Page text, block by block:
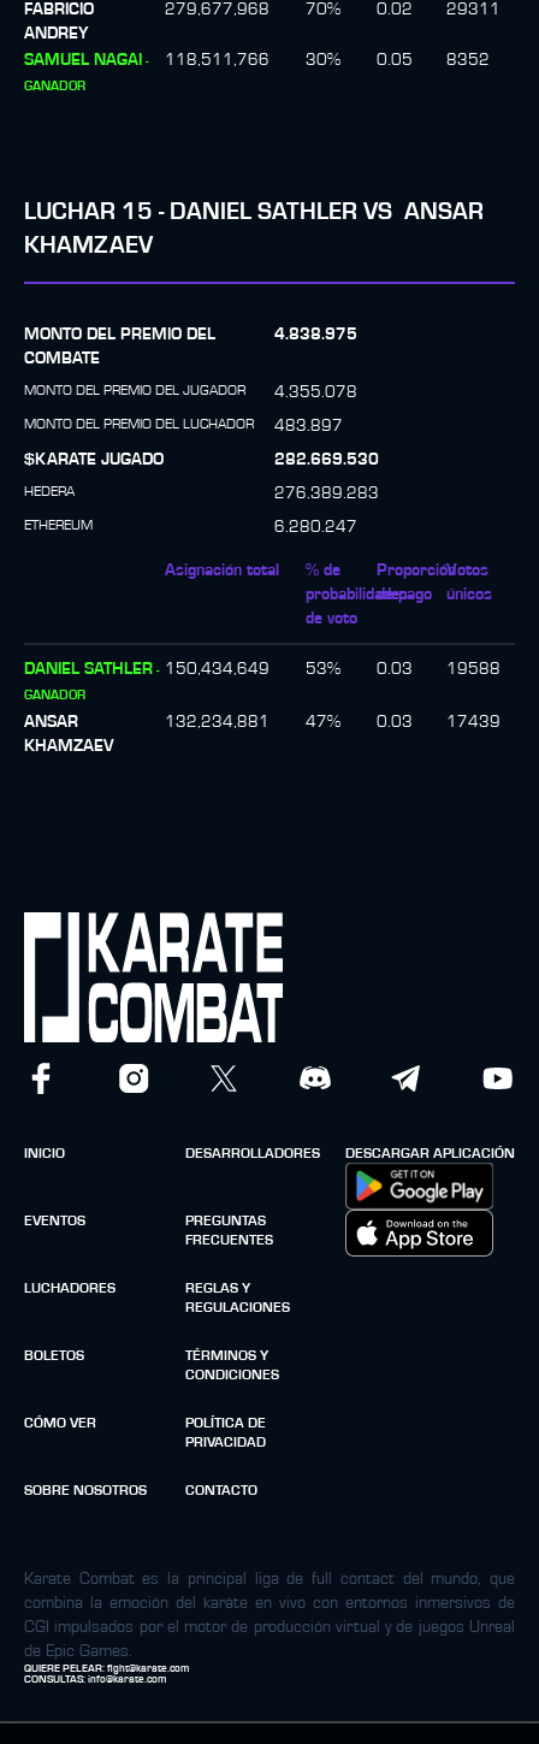
FABRICIO
ANDREY
279,677,968 70% 0.02 29311
SAMUEL NAGAI -
GANADOR
118,511,766 30% 0.05 8352
LUCHAR 15 - DANIEL SATHLER VS ANSAR
KHAMZAEV
MONTO DEL PREMIO DEL
COMBATE
4.838.975
MONTO DEL PREMIO DEL JUGADOR 4.355.078
MONTO DEL PREMIO DEL LUCHADOR
483.897
$KARATE JUGADO
282.669.530
HEDERA 276.389.283
ETHEREUM 6.280.247
Asignación total
% de
probabilidades
de voto
Proporción
de pago
Votos
únicos
DANIEL SATHLER -
GANADOR
150,434,649 53% 0.03 19588
ANSAR
KHAMZAEV
132,234,881 47% 0.03 17439
INICIO
EVENTOS
LUCHADORES
BOLETOS
CÓMO VER
SOBRE NOSOTROS
DESARROLLADORES
PREGUNTAS
FRECUENTES
REGLAS Y
REGULACIONES
TÉRMINOS Y
CONDICIONES
POLÍTICA DE
PRIVACIDAD
CONTACTO
DESCARGAR APLICACIÓN
Karate Combat es la principal liga de full contact del mundo, que
combina la emoción del karáte en vivo con entornos inmersivos de
CGI impulsados por el motor de producción virtual y de juegos Unreal
de Epic Games.
QUIERE PELEAR: fight@karate.com
CONSULTAS: info@karate.com